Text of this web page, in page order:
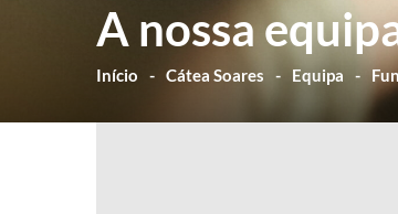
A nossa
Início Cátea Soares Equipa